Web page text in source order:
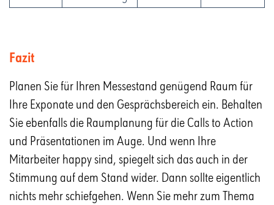
Fazit
Planen Sie für Ihren Messestand genügend Raum für
Ihre Exponate und den Gesprächsbereich ein. Behalten
Sie ebenfalls die Raumplanung für die Calls to Action
und Präsentationen im Auge. Und wenn Ihre
Mitarbeiter happy sind, spiegelt sich das auch in der
Stimmung auf dem Stand wider. Dann sollte eigentlich
nichts mehr schiefgehen. Wenn Sie mehr zum Thema